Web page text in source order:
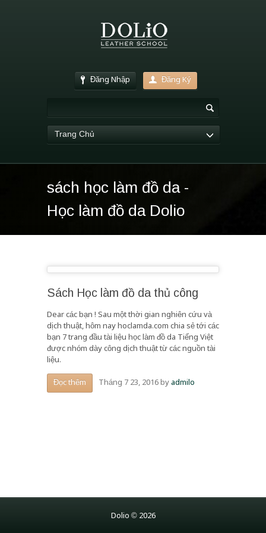
Đăng Nhập Đăng Ký
Trang Chủ
sách học làm đồ da -
Học làm đồ da Dolio
Sách Học làm đồ da thủ công
Dear các bạn ! Sau một thời gian nghiên cứu và
dịch thuật, hôm nay hoclamda.com chia sẻ tới các
bạn 7 trang đầu tài liệu học làm đồ da Tiếng Việt
được nhóm dày công dịch thuật từ các nguồn tài
liệu.
Đọc thêm Tháng 7 23, 2016byadmilo
Dolio © 2026